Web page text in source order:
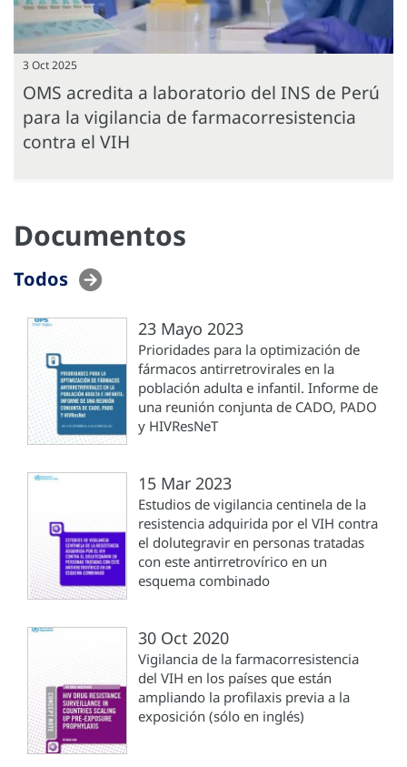
3 Oct 2025
OMS acredita a laboratorio del INS de Perú
para la vigilancia de farmacorresistencia
contra el VIH
Documentos
Todos
23 Mayo 2023
Prioridades para la optimización de
fármacos antirretrovirales en la
población adulta e infantil. Informe de
una reunión conjunta de CADO, PADO
y HIVResNeT
15 Mar 2023
Estudios de vigilancia centinela de la
resistencia adquirida por el VIH contra
el dolutegravir en personas tratadas
con este antirretrovírico en un
esquema combinado
30 Oct 2020
Vigilancia de la farmacorresistencia
del VIH en los países que están
ampliando la profilaxis previa a la
exposición (sólo en inglés)